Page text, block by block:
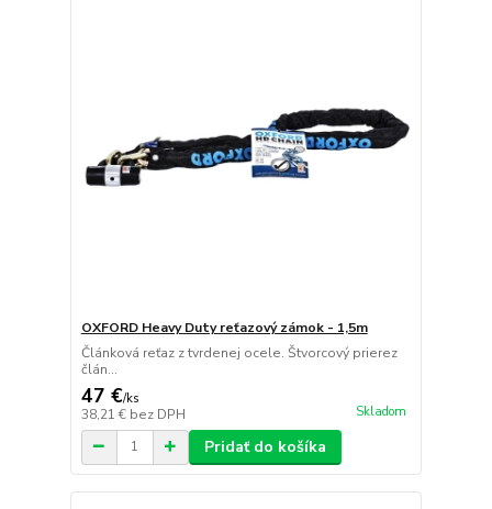
OXFORD Heavy Duty reťazový zámok - 1,5m
Článková reťaz z tvrdenej ocele. Štvorcový prierez
člán...
47 €/ks
38,21 € bez DPH Skladom
Pridať do košíka